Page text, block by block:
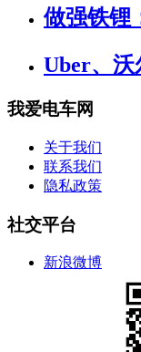
做强铁锂
Uber、沃
我爱电车网
关于我们
联系我们
隐私政策
社交平台
新浪微博